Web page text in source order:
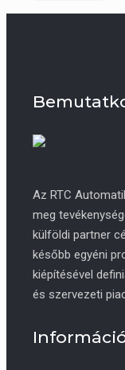
Az RTC
meg
külföldi partner
később egyéni
kiépítésével
és szervezeti